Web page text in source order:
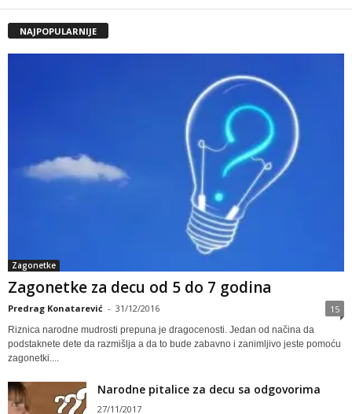
NAJPOPULARNIJE
Zagonetke
Zagonetke za decu od 5 do 7 godina
Predrag Konatarević - 31/12/2016 15
Riznica narodne mudrosti prepuna je dragocenosti. Jedan od načina da
podstaknete dete da razmišlja a da to bude zabavno i zanimljivo jeste pomoću
zagonetki....
Narodne pitalice za decu sa odgovorima
27/11/2017